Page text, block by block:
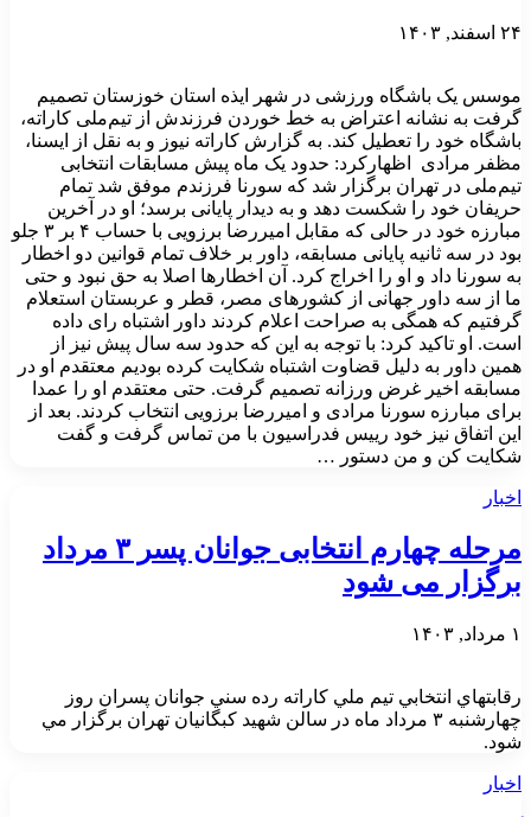
۲۴ اسفند, ۱۴۰۳
موسس یک باشگاه ورزشی در شهر ایذه استان خوزستان تصمیم
گرفت به نشانه اعتراض به خط خوردن فرزندش از تیم‌ملی کاراته،
باشگاه خود را تعطیل کند. به گزارش کاراته نیوز و به نقل از ایسنا،
مظفر مرادی اظهارکرد: حدود یک ماه پیش مسابقات انتخابی
تیم‌ملی در تهران برگزار شد که سورنا فرزندم موفق شد تمام
حریفان خود را شکست دهد و به دیدار پایانی برسد؛ او در آخرین
مبارزه خود در حالی که مقابل امیررضا برزویی با حساب ۴ بر ۳ جلو
بود در سه ثانیه پایانی مسابقه، داور بر خلاف تمام قوانین دو اخطار
به سورنا داد و او را اخراج کرد. آن اخطارها اصلا به حق نبود و حتی
ما از سه داور جهانی از کشورهای مصر، قطر و عربستان استعلام
گرفتیم که همگی به صراحت اعلام کردند داور اشتباه رای داده
است. او تاکید کرد: با توجه به این که حدود سه سال پیش نیز از
همین داور به دلیل قضاوت اشتباه شکایت کرده بودیم معتقدم او در
مسابقه اخیر غرض ورزانه تصمیم گرفت. حتی معتقدم او را عمدا
برای مبارزه سورنا مرادی و امیررضا برزویی انتخاب کردند. بعد از
این اتفاق نیز خود رییس فدراسیون با من تماس گرفت و گفت
شکایت کن و من دستور …
اخبار
مرحله چهارم انتخابی جوانان پسر ۳ مرداد
برگزار می شود
۱ مرداد, ۱۴۰۳
رقابتهاي انتخابي تيم ملي كاراته رده سني جوانان پسران روز
چهارشنبه ۳ مرداد ماه در سالن شهيد كبگانيان تهران برگزار مي
شود.
اخبار